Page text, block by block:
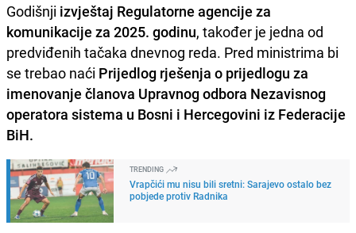
Godišnji izvještaj Regulatorne agencije za
komunikacije za 2025. godinu, također je jedna od
predviđenih tačaka dnevnog reda. Pred ministrima bi
se trebao naći Prijedlog rješenja o prijedlogu za
imenovanje članova Upravnog odbora Nezavisnog
operatora sistema u Bosni i Hercegovini iz Federacije
BiH.
TRENDING
Vrapčići mu nisu bili sretni: Sarajevo ostalo bez
pobjede protiv Radnika